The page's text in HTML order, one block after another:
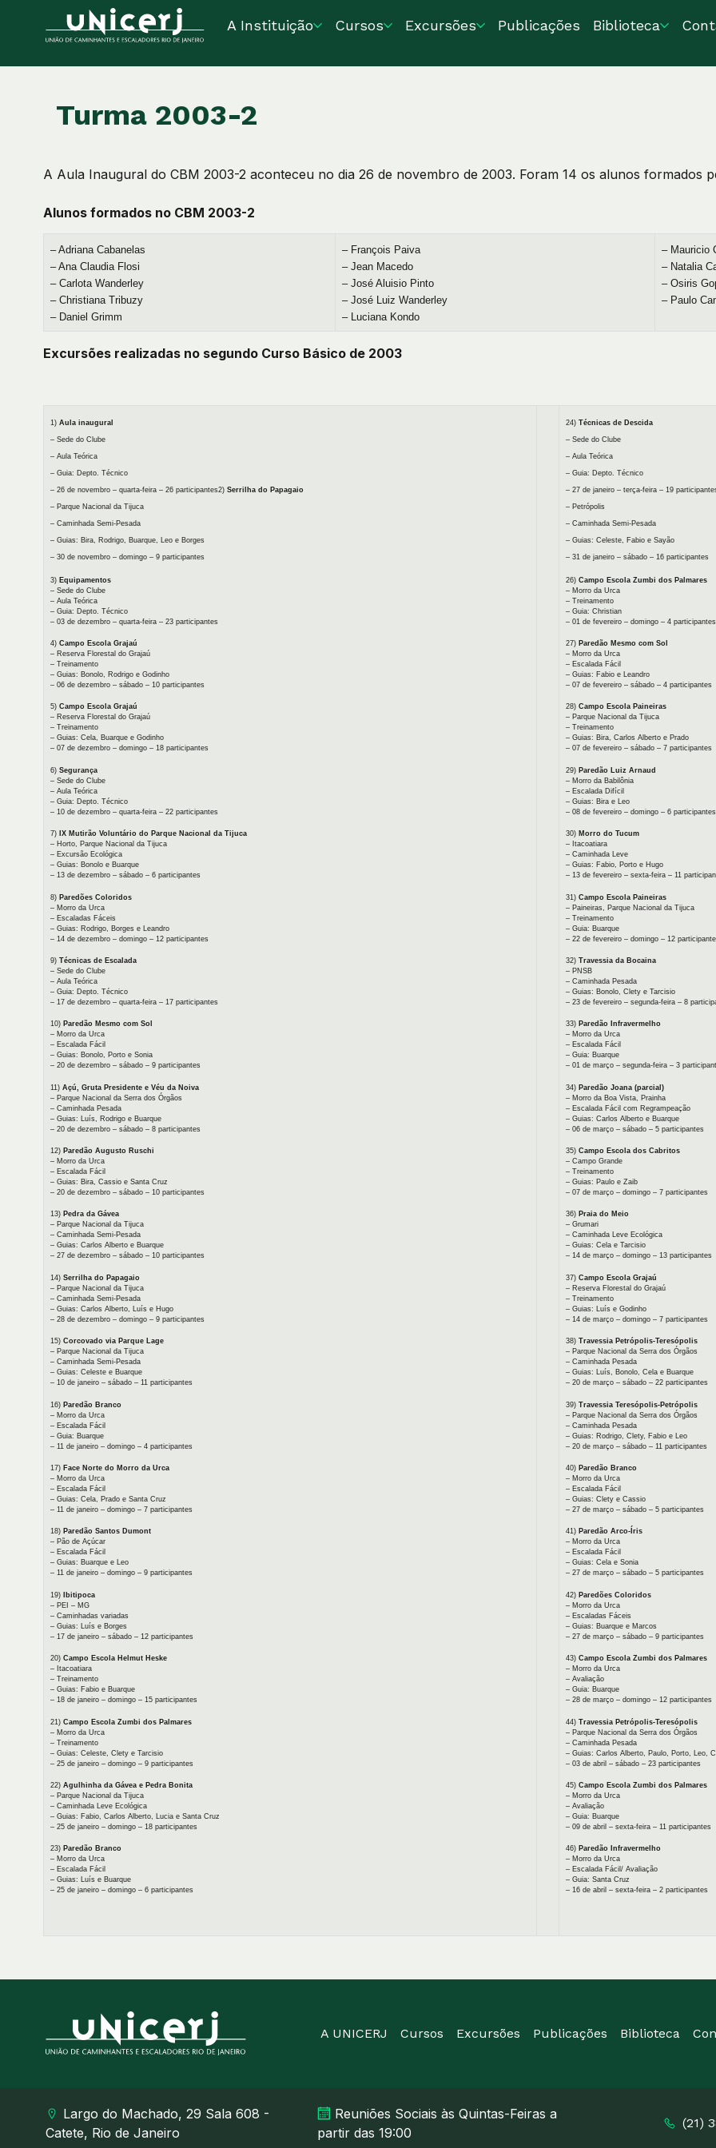
A Instituição Cursos Excursões Publicações Biblioteca
Turma 2003-2
A Aula Inaugural do CBM 2003-2 aconteceu no dia 26 de novembro de 2003. Foram 14 os alunos formados
Alunos formados no CBM 2003-2
– Adriana Cabanelas
– Ana Claudia Flosi
– Carlota Wanderley
– Christiana Tribuzy
– Daniel Grimm
– François Paiva
– Jean Macedo
– José Aluisio Pinto
– José Luiz Wanderley
– Luciana Kondo
– Mauricio
– Natalia
– Osiris
– Paulo
Excursões realizadas no segundo Curso Básico de 2003
1) Aula inaugural
– Sede do Clube
– Aula Teórica
– Guia: Depto. Técnico
– 26 de novembro – quarta-feira – 26 participantes2) Serrilha do Papagaio
– Parque Nacional da Tijuca
– Caminhada Semi-Pesada
– Guias: Bira, Rodrigo, Buarque, Leo e Borges
– 30 de novembro – domingo – 9 participantes
3) Equipamentos
– Sede do Clube
– Aula Teórica
– Guia: Depto. Técnico
– 03 de dezembro – quarta-feira – 23 participantes
4) Campo Escola Grajaú
– Reserva Florestal do Grajaú
– Treinamento
– Guias: Bonolo, Rodrigo e Godinho
– 06 de dezembro – sábado – 10 participantes
5) Campo Escola Grajaú
– Reserva Florestal do Grajaú
– Treinamento
– Guias: Cela, Buarque e Godinho
– 07 de dezembro – domingo – 18 participantes
6) Segurança
– Sede do Clube
– Aula Teórica
– Guia: Depto. Técnico
– 10 de dezembro – quarta-feira – 22 participantes
7) IX Mutirão Voluntário do Parque Nacional da Tijuca
– Horto, Parque Nacional da Tijuca
– Excursão Ecológica
– Guias: Bonolo e Buarque
– 13 de dezembro – sábado – 6 participantes
8) Paredões Coloridos
– Morro da Urca
– Escaladas Fáceis
– Guias: Rodrigo, Borges e Leandro
– 14 de dezembro – domingo – 12 participantes
9) Técnicas de Escalada
– Sede do Clube
– Aula Teórica
– Guia: Depto. Técnico
– 17 de dezembro – quarta-feira – 17 participantes
10) Paredão Mesmo com Sol
– Morro da Urca
– Escalada Fácil
– Guias: Bonolo, Porto e Sonia
– 20 de dezembro – sábado – 9 participantes
11) Açú, Gruta Presidente e Véu da Noiva
– Parque Nacional da Serra dos Órgãos
– Caminhada Pesada
– Guias: Luís, Rodrigo e Buarque
– 20 de dezembro – sábado – 8 participantes
12) Paredão Augusto Ruschi
– Morro da Urca
– Escalada Fácil
– Guias: Bira, Cassio e Santa Cruz
– 20 de dezembro – sábado – 10 participantes
13) Pedra da Gávea
– Parque Nacional da Tijuca
– Caminhada Semi-Pesada
– Guias: Carlos Alberto e Buarque
– 27 de dezembro – sábado – 10 participantes
14) Serrilha do Papagaio
– Parque Nacional da Tijuca
– Caminhada Semi-Pesada
– Guias: Carlos Alberto, Luís e Hugo
– 28 de dezembro – domingo – 9 participantes
15) Corcovado via Parque Lage
– Parque Nacional da Tijuca
– Caminhada Semi-Pesada
– Guias: Celeste e Buarque
– 10 de janeiro – sábado – 11 participantes
16) Paredão Branco
– Morro da Urca
– Escalada Fácil
– Guia: Buarque
– 11 de janeiro – domingo – 4 participantes
17) Face Norte do Morro da Urca
– Morro da Urca
– Escalada Fácil
– Guias: Cela, Prado e Santa Cruz
– 11 de janeiro – domingo – 7 participantes
18) Paredão Santos Dumont
– Pão de Açúcar
– Escalada Fácil
– Guias: Buarque e Leo
– 11 de janeiro – domingo – 9 participantes
19)
Ibitipoca
– PEI – MG
– Caminhadas variadas
– Guias: Luís e Borges
– 17 de janeiro – sábado – 12 participantes
20) Campo Escola Helmut Heske
– Itacoatiara
– Treinamento
– Guias: Fabio e Buarque
– 18 de janeiro – domingo – 15 participantes
21) Campo Escola Zumbi dos Palmares
– Morro da Urca
– Treinamento
– Guias: Celeste, Clety e Tarcisio
– 25 de janeiro – domingo – 9 participantes
22) Agulhinha da Gávea e Pedra Bonita
– Parque Nacional da Tijuca
– Caminhada Leve Ecológica
– Guias: Fabio, Carlos Alberto, Lucia e Santa Cruz
– 25 de janeiro – domingo – 18 participantes
23) Paredão Branco
– Morro da Urca
– Escalada Fácil
– Guias: Luís e Buarque
– 25 de janeiro – domingo – 6 participantes
24) Técnicas de Descida
– Sede do Clube
– Aula Teórica
– Guia: Depto. Técnico
– 27 de janeiro – terça-feira – 19
– Petrópolis
– Caminhada Semi-Pesada
– Guias: Celeste, Fabio e Sayão
– 31 de janeiro – sábado – 16 participantes
26) Campo Escola Zumbi dos Palmares
– Morro da Urca
– Treinamento
– Guia: Christian
– 01 de fevereiro – domingo – 4 participantes
27) Paredão Mesmo com Sol
– Morro da Urca
– Escalada Fácil
– Guias: Fabio e Leandro
– 07 de fevereiro – sábado – 4 participantes
28) Campo Escola Paineiras
– Parque Nacional da Tijuca
– Treinamento
– Guias: Bira, Carlos Alberto e Prado
– 07 de fevereiro – sábado – 7 participantes
29) Paredão Luiz Arnaud
– Morro da Babilônia
– Escalada Difícil
– Guias: Bira e Leo
– 08 de fevereiro – domingo – 6 participantes
30) Morro do Tucum
– Itacoatiara
– Caminhada Leve
– Guias: Fabio, Porto e Hugo
– 13 de fevereiro – sexta-feira – 11
31) Campo Escola Paineiras
– Paineiras, Parque Nacional da Tijuca
– Treinamento
– Guia: Buarque
– 22 de fevereiro – domingo – 12
32) Travessia da Bocaina
– PNSB
– Caminhada Pesada
– Guias: Bonolo, Clety e Tarcisio
– 23 de fevereiro – segunda-feira – 8
33) Paredão Infravermelho
– Morro da Urca
– Escalada Fácil
– Guia: Buarque
– 01 de março – segunda-feira – 3
34) Paredão Joana (parcial)
– Morro da Boa Vista, Prainha
– Escalada Fácil com Regrampeação
– Guias: Carlos Alberto e Buarque
– 06 de março – sábado – 5 participantes
35) Campo Escola dos Cabritos
– Campo Grande
– Treinamento
– Guias: Paulo e Zaib
– 07 de março – domingo – 7 participantes
36) Praia do Meio
– Grumari
– Caminhada Leve Ecológica
– Guias: Cela e Tarcisio
– 14 de março – domingo – 13 participantes
37) Campo Escola Grajaú
– Reserva Florestal do Grajaú
– Treinamento
– Guias: Luís e Godinho
– 14 de março – domingo – 7 participantes
38) Travessia Petrópolis-Teresópolis
– Parque Nacional da Serra dos Órgãos
– Caminhada Pesada
– Guias: Luís, Bonolo, Cela e Buarque
– 20 de março – sábado – 22 participantes
39) Travessia Teresópolis-Petrópolis
– Parque Nacional da Serra dos Órgãos
– Caminhada Pesada
– Guias: Rodrigo, Clety, Fabio e Leo
– 20 de março – sábado – 11 participantes
40) Paredão Branco
– Morro da Urca
– Escalada Fácil
– Guias: Clety e Cassio
– 27 de março – sábado – 5 participantes
41) Paredão Arco-Íris
– Morro da Urca
– Escalada Fácil
– Guias: Cela e Sonia
– 27 de março – sábado – 5 participantes
42) Paredões Coloridos
– Morro da Urca
– Escaladas Fáceis
– Guias: Buarque e Marcos
– 27 de março – sábado – 9 participantes
43) Campo Escola Zumbi dos Palmares
– Morro da Urca
– Avaliação
– Guia: Buarque
– 28 de março – domingo – 12 participantes
44) Travessia Petrópolis-Teresópolis
– Parque Nacional da Serra dos Órgãos
– Caminhada Pesada
– Guias: Carlos Alberto, Paulo, Porto, Leo,
– 03 de abril – sábado – 23 participantes
45) Campo Escola Zumbi dos Palmares
– Morro da Urca
– Avaliação
– Guia: Buarque
– 09 de abril – sexta-feira – 11 participantes
46) Paredão Infravermelho
– Morro da Urca
– Escalada Fácil/ Avaliação
– Guia: Santa Cruz
– 16 de abril – sexta-feira – 2 participantes
A UNICERJ Cursos Excursões Publicações Biblioteca
Largo do Machado, 29 Sala 608 -
Catete, Rio de Janeiro
Reuniões Sociais às Quintas-Feiras a
partir das 19:00
(21)